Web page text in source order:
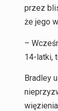
przez
że jego
–
14-latki,
Bradley